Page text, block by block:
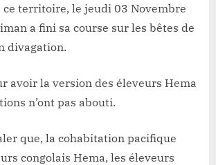
ce territoire, le jeudi 03 Novembre
a fini sa course sur les bêtes de
divagation.
avoir la version des éleveurs Hema
n’ont pas abouti.
que, la cohabitation pacifique
congolais Hema, les éleveurs